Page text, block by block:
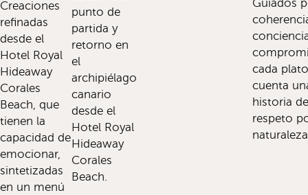
Creaciones
refinadas
desde el
Hotel Royal
Hideaway
Corales
Beach, que
tienen la
capacidad de
emocionar,
sintetizadas
en un menú
punto de
partida y
retorno en
el
archipiélago
canario
desde el
Hotel Royal
Hideaway
Corales
Beach.
Guiados
cada plato
cuenta
historia de
respeto